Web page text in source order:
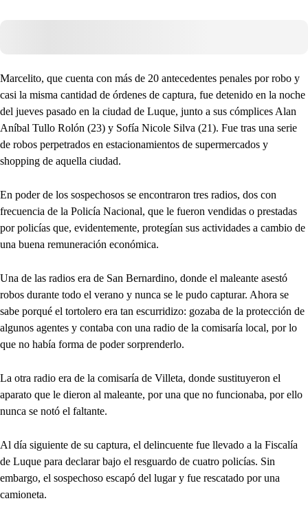
Marcelito, que cuenta con más de 20 antecedentes penales por robo y
casi la misma cantidad de órdenes de captura, fue detenido en la noche
del jueves pasado en la ciudad de Luque, junto a sus cómplices Alan
Aníbal Tullo Rolón (23) y Sofía Nicole Silva (21). Fue tras una serie
de robos perpetrados en estacionamientos de supermercados y
shopping de aquella ciudad.
En poder de los sospechosos se encontraron tres radios, dos con
frecuencia de la Policía Nacional, que le fueron vendidas o prestadas
por policías que, evidentemente, protegían sus actividades a cambio de
una buena remuneración económica.
Una de las radios era de San Bernardino, donde el maleante asestó
robos durante todo el verano y nunca se le pudo capturar. Ahora se
sabe porqué el tortolero era tan escurridizo: gozaba de la protección de
algunos agentes y contaba con una radio de la comisaría local, por lo
que no había forma de poder sorprenderlo.
La otra radio era de la comisaría de Villeta, donde sustituyeron el
aparato que le dieron al maleante, por una que no funcionaba, por ello
nunca se notó el faltante.
Al día siguiente de su captura, el delincuente fue llevado a la Fiscalía
de Luque para declarar bajo el resguardo de cuatro policías. Sin
embargo, el sospechoso escapó del lugar y fue rescatado por una
camioneta.